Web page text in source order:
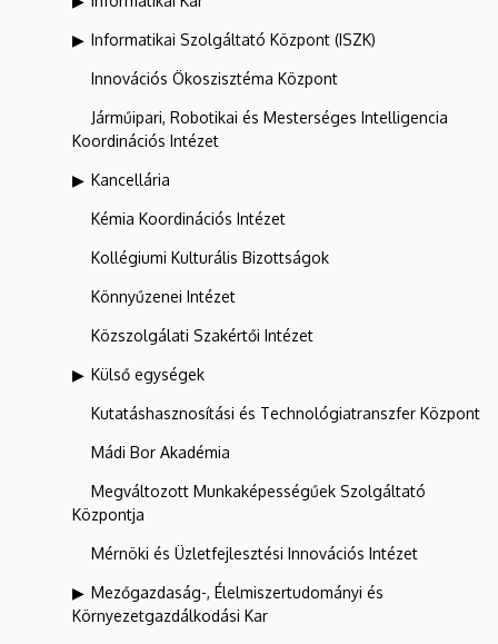
Informatikai Szolgáltató Központ (ISZK)
Innovációs Ökoszisztéma Központ
Járműipari, Robotikai és Mesterséges Intelligencia
Koordinációs Intézet
Kancellária
Kémia Koordinációs Intézet
Kollégiumi Kulturális Bizottságok
Könnyűzenei Intézet
Közszolgálati Szakértői Intézet
Külső egységek
Kutatáshasznosítási és Technológiatranszfer Központ
Mádi Bor Akadémia
Megváltozott Munkaképességűek Szolgáltató
Központja
Mérnöki és Üzletfejlesztési Innovációs Intézet
Mezőgazdaság-, Élelmiszertudományi és
Környezetgazdálkodási Kar